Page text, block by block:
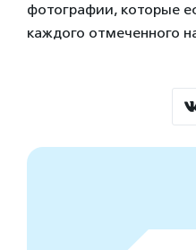
фотографии, которые
каждого отмеченного